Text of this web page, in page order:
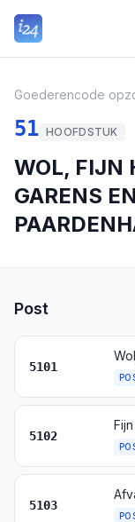
Goederencode
51 HOOFDSTUK
WOL, FIJN
GARENS
Post
5101
5102
5103